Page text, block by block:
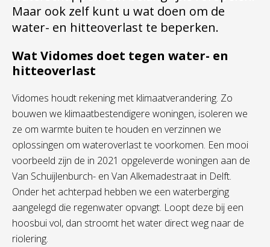
Maar ook zelf kunt u wat doen om de
water- en hitteoverlast te beperken.
Wat Vidomes doet tegen water- en
hitteoverlast
Vidomes houdt rekening met klimaatverandering. Zo
bouwen we klimaatbestendigere woningen, isoleren we
ze om warmte buiten te houden en verzinnen we
oplossingen om wateroverlast te voorkomen. Een mooi
voorbeeld zijn de in 2021 opgeleverde woningen aan de
Van Schuijlenburch- en Van Alkemadestraat in Delft.
Onder het achterpad hebben we een waterberging
aangelegd die regenwater opvangt. Loopt deze bij een
hoosbui vol, dan stroomt het water direct weg naar de
riolering.